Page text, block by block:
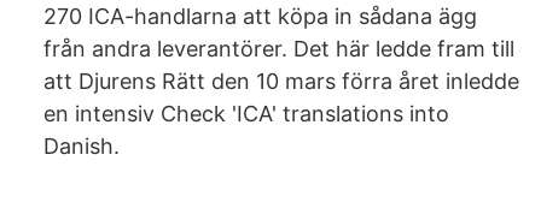
270 ICA-handlarna att köpa in sådana ägg
från andra leverantörer. Det här ledde fram till
att Djurens Rätt den 10 mars förra året inledde
en intensiv Check 'ICA' translations into
Danish.